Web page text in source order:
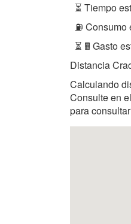
⏳ Tiempo
⛽ Consumo
⏳ 🖩 Gasto
Distancia
Calculando
Consulte en
para